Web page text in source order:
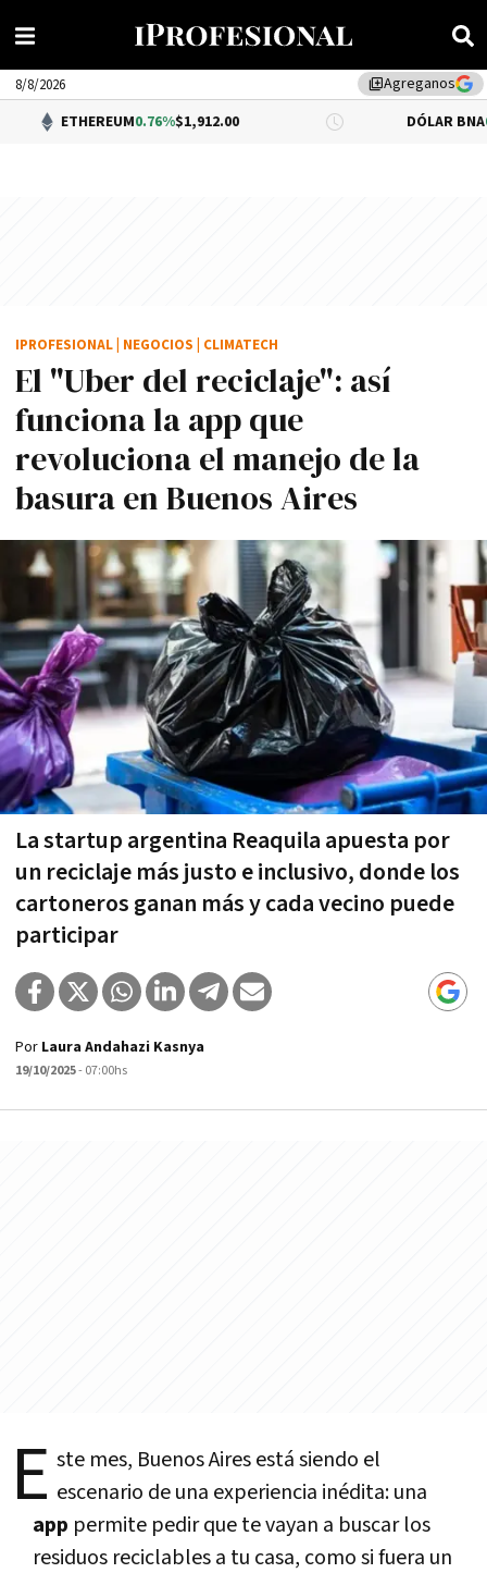
library_addAgreganos
8/8/2026
0.76%$1,912.00 DÓLAR BNA 0.34%$1,520.00
El "Uber del reciclaje": así
funciona la app que
revoluciona el manejo de la
basura en Buenos Aires
La startup argentina Reaquila apuesta por
un reciclaje más justo e inclusivo, donde los
cartoneros ganan más y cada vecino puede
participar
IPROFESIONAL NEGOCIOS CLIMATECH
Por Laura Andahazi Kasnya
19/10/2025- 07:00hs
E ste mes, Buenos Aires está siendo el
escenario de una experiencia inédita: una
app permite pedir que te vayan a buscar los
residuos reciclables a tu casa, como si fuera un